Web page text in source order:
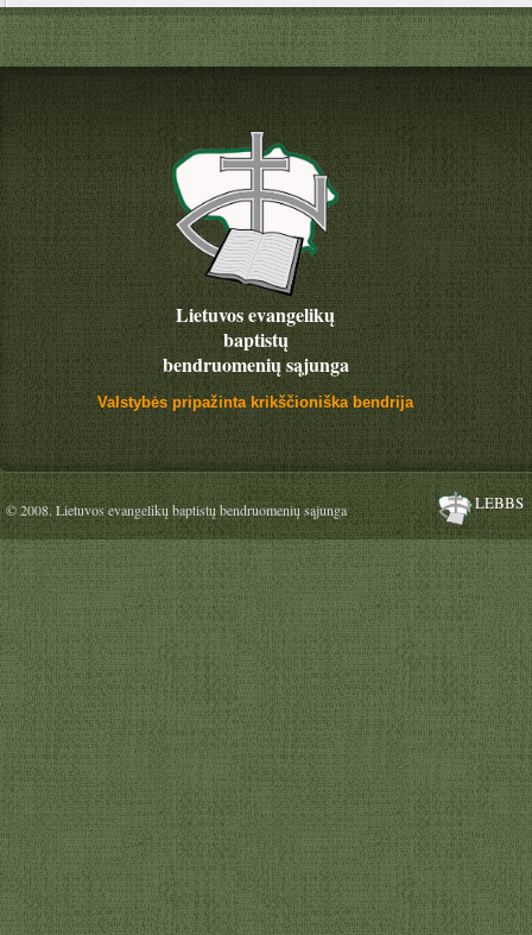
Lietuvos evangelikų
baptistų
bendruomenių sąjunga
Valstybės pripažinta krikščioniška bendrija
© 2008. Lietuvos evangelikų baptistų bendruomenių sąjunga LEBBS